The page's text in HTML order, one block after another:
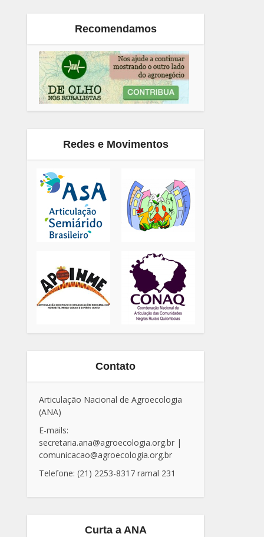
Recomendamos
Redes e Movimentos
Contato
Articulação Nacional de Agroecologia
(ANA)
E-mails:
secretaria.ana@agroecologia.org.br |
comunicacao@agroecologia.org.br
Telefone: (21) 2253-8317 ramal 231
Curta a ANA